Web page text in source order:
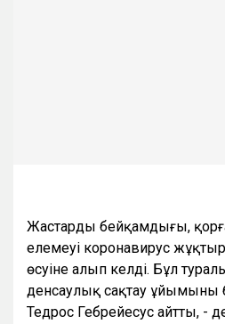
Жастардың бейқамдығы,
елемеуі коронавирус
өсуіне алып келді. Бұл
денсаулық сақтау
Тедрос Гебрейесус айтты, -